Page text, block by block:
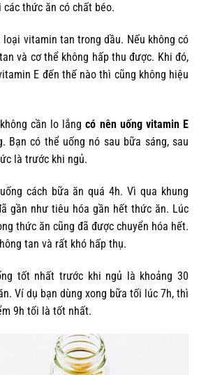
các thức ăn có chất béo.
vitamin tan trong dầu. Nếu không có
và cơ thể không hấp thu được. Khi đó,
E đến thế nào thì cũng không hiệu
cần lo lắngcó nên uống vitamin E
Bạn có thể uống nó sau bữa sáng, sau
là trước khi ngủ.
cách bữa ăn quá 4h. Vì qua khung
gần như tiêu hóa gần hết thức ăn. Lúc
thức ăn cũng đã được chuyển hóa hết.
tan và rất khó hấp thụ.
tốt nhất trước khi ngủ là khoảng 30
Ví dụ bạn dùng xong bữa tối lúc 7h, thì
9h tối là tốt nhất.